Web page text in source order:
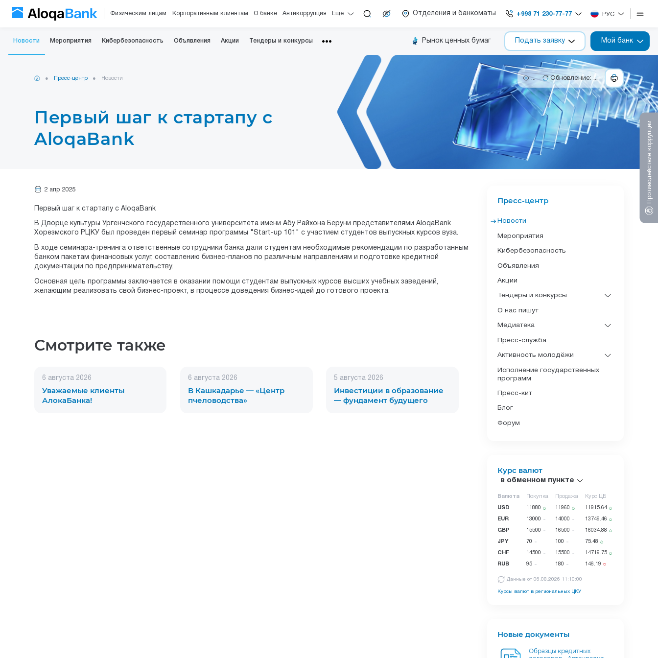
Физическим лицам Корпоративным клиентам О банке Антикоррупция Ещё Отделения и банкоматы +998 71 230-77-77 РУС
Новости Мероприятия Кибербезопасность Объявления Акции Тендеры и конкурсы ••• Рынок ценных бумаг Подать заявку Мой банк
Пресс-центр Новости ... Обновление: ...
Первый шаг к стартапу с
AloqaBank
2 апр 2025
Первый шаг к стартапу с AloqaBank
В Дворце культуры Ургенчского государственного университета имени Абу Райхона Беруни представителями AloqaBank
Хорезмского РЦКУ был проведен первый семинар программы "Start-up 101" с участием студентов выпускных курсов вуза.
В ходе семинара-тренинга ответственные сотрудники банка дали студентам необходимые рекомендации по разработанным
банком пакетам финансовых услуг, составлению бизнес-планов по различным направлениям и подготовке кредитной
документации по предпринимательству.
Основная цель программы заключается в оказании помощи студентам выпускных курсов высших учебных заведений,
желающим реализовать свой бизнес-проект, в процессе доведения бизнес-идей до готового проекта.
Смотрите также
6 августа 2026
Уважаемые клиенты
АлокаБанка!
6 августа 2026
В Кашкадарье — «Центр
пчеловодства»
5 августа 2026
Инвестиции в образование
— фундамент будущего
Пресс-центр
Новости
Мероприятия
Кибербезопасность
Объявления
Акции
Тендеры и конкурсы
О нас пишут
Медиатека
Пресс-служба
Активность молодёжи
Исполнение государственных
программ
Пресс-кит
Блог
Форум
Курс валют
в обменном пункте
Валюта Покупка Продажа Курс ЦБ
USD 11880 11960 11915.64
EUR 13000 14000 13749.46
GBP 15500 16500 16034.88
JPY 70 100 75.48
CHF 14500 15500 14719.75
RUB 95 180 146.19
Данные от 06.08.2026 11:10:00
Курсы валют в региональных ЦКУ
Новые документы
Образцы кредитных
Противодействие коррупции